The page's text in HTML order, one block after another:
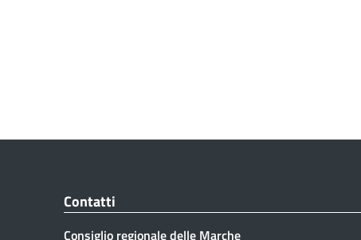
Contatti
Consiglio regionale delle Marche